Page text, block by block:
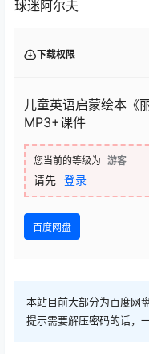
球迷阿尔夫
下载权限
儿童英语启蒙绘本《
MP3+课件
您当前的等级为 游客
请先 登录
百度网盘
本站目前大部分为百度网
提示需要解压密码的话，